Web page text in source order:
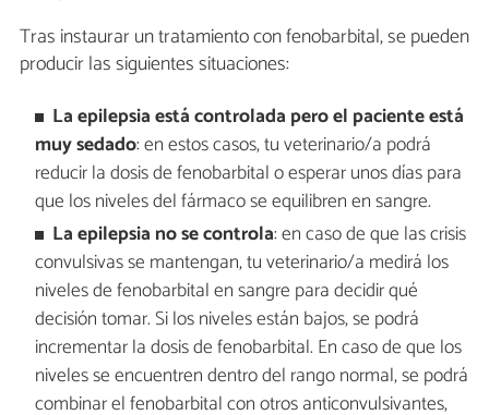
Tras instaurar un tratamiento con fenobarbital, se pueden
producir las siguientes situaciones:
La epilepsia está controlada pero el paciente está
muy sedado: en estos casos, tu veterinario/a podrá
reducir la dosis de fenobarbital o esperar unos días para
que los niveles del fármaco se equilibren en sangre.
La epilepsia no se controla: en caso de que las crisis
convulsivas se mantengan, tu veterinario/a medirá los
niveles de fenobarbital en sangre para decidir qué
decisión tomar. Si los niveles están bajos, se podrá
incrementar la dosis de fenobarbital. En caso de que los
niveles se encuentren dentro del rango normal, se podrá
combinar el fenobarbital con otros anticonvulsivantes,